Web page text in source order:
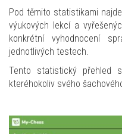
Pod těmito statistikami
výukových lekcí a
konkrétní vyhodnocení
jednotlivých testech.
Tento statistický přehled
kteréhokoliv svého